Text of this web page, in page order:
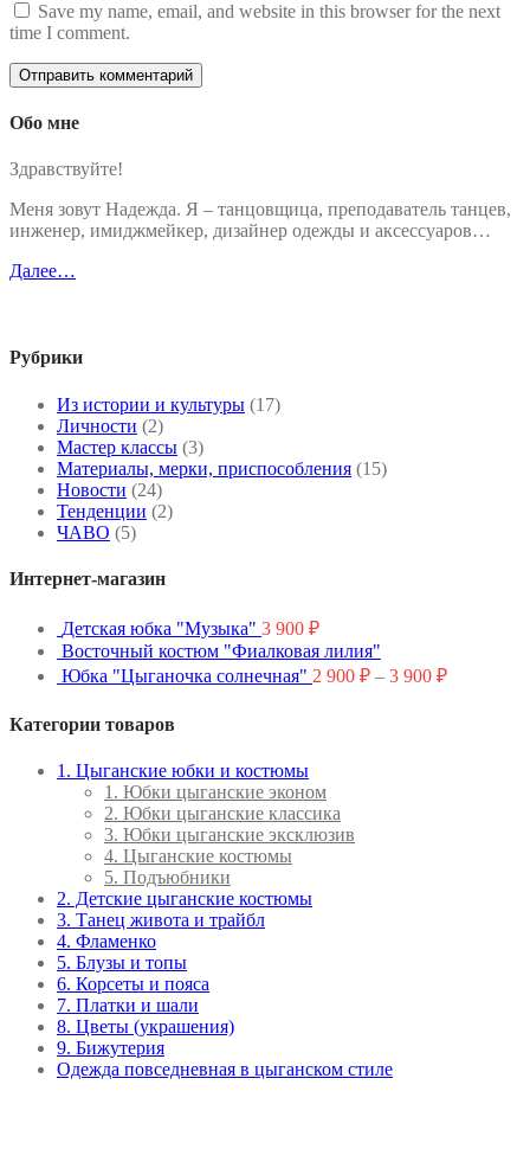
Save my name, email, and website in this browser for the next
time I comment.
Обо мне
Здравствуйте!
Меня зовут Надежда. Я – танцовщица, преподаватель танцев,
инженер, имиджмейкер, дизайнер одежды и аксессуаров…
Далее…
Рубрики
Из истории и культуры (17)
Личности (2)
Мастер классы (3)
Материалы, мерки, приспособления (15)
Новости (24)
Тенденции (2)
ЧАВО (5)
Интернет-магазин
Детская юбка "Музыка" 3 900 ₽
Восточный костюм "Фиалковая лилия"
Юбка "Цыганочка солнечная" 2 900 ₽ – 3 900 ₽
Категории товаров
1. Цыганские юбки и костюмы
1. Юбки цыганские эконом
2. Юбки цыганские классика
3. Юбки цыганские эксклюзив
4. Цыганские костюмы
5. Подъюбники
2. Детские цыганские костюмы
3. Танец живота и трайбл
4. Фламенко
5. Блузы и топы
6. Корсеты и пояса
7. Платки и шали
8. Цветы (украшения)
9. Бижутерия
Одежда повседневная в цыганском стиле